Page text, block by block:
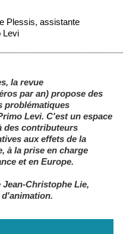
Plessis, assistante
Levi
par an) propose des
problématiques
Levi. C'est un espace
des contributeurs
aux effets de la
à la prise en charge
et en Europe.
Christophe Lie,